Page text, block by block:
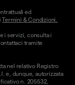
ed
Termini & Condizioni.
i servizi, consulta i
tramite
nel relativo Registro
e, dunque, autorizzata
n. 205532,